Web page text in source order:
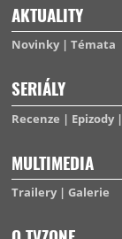
AKTUALITY
Novinky Témata
SERIÁLY
Recenze Epizody
MULTIMEDIA
Trailery Galerie